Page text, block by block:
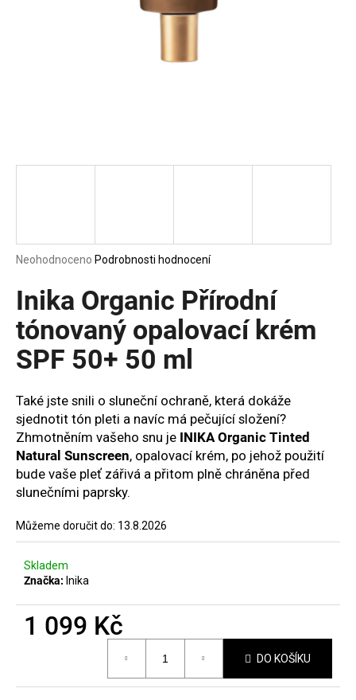
Průměrné
produktu
0,0
z
5
hvězdiček.
Neohodnoceno Podrobnosti hodnocení
Inika Organic Přírodní
tónovaný opalovací krém
SPF 50+ 50 ml
Také jste snili o sluneční ochraně, která dokáže
sjednotit tón pleti a navíc má pečující složení?
Zhmotněním vašeho snu je INIKA Organic Tinted
Natural Sunscreen, opalovací krém, po jehož použití
bude vaše pleť zářivá a přitom plně chráněna před
slunečními paprsky.
Můžeme doručit do: 13.8.2026
Skladem
Značka: Inika
1 099 Kč
DO KOŠÍKU
D
p
o
r
u
č
j
e
m
e
MANUCURIST
DIP
REMOVER
225
Kč